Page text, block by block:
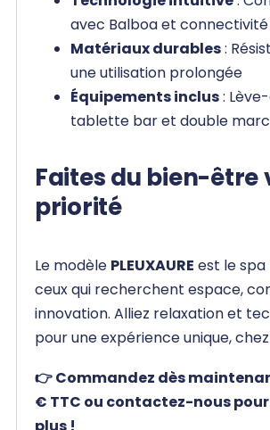
avec Balboa et
Matériaux durables:
une utilisation prolongée
Équipements inclus:
tablette bar et double
Faites du bien-être
priorité
Le modèle PLEUXAURE est le
ceux qui recherchent espace,
innovation. Alliez relaxation et
pour une expérience unique,
👉 Commandez dès
€ TTC ou contactez-nous